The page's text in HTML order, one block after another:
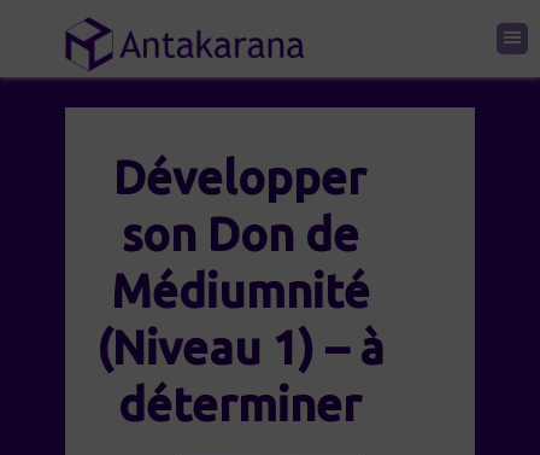
Développer
son Don de
Médiumnité
(Niveau 1) – à
déterminer